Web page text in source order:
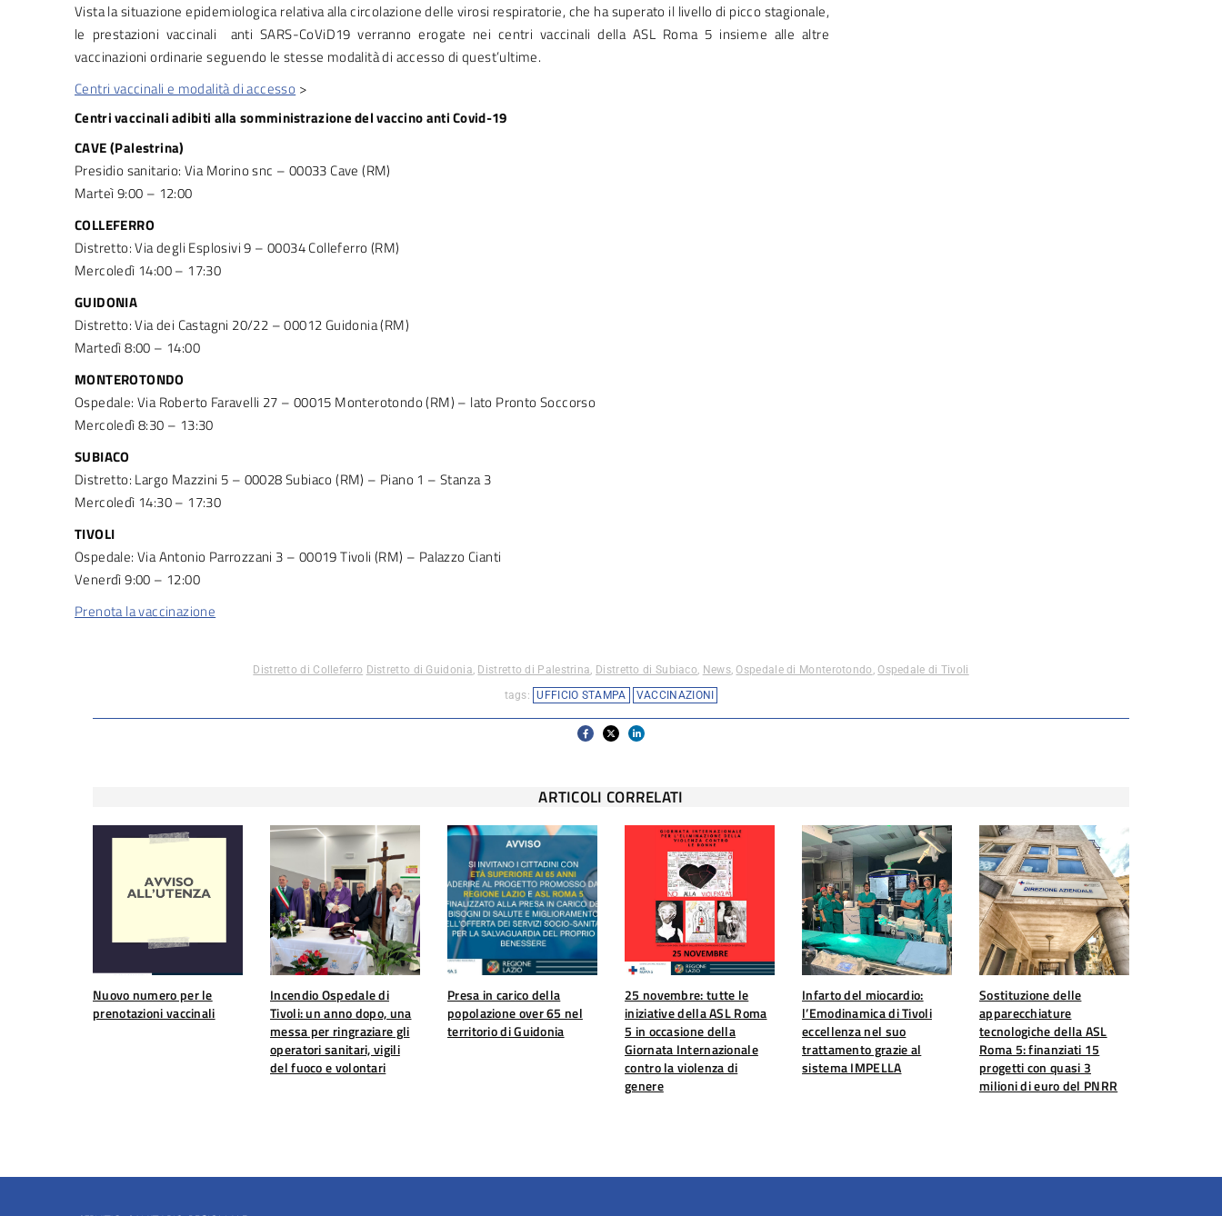
Vista la situazione epidemiologica relativa alla circolazione delle virosi respiratorie, che ha superato il livello di picco stagionale,
le prestazioni vaccinali anti SARS-CoViD19 verranno erogate nei centri vaccinali della ASL Roma 5 insieme alle altre
vaccinazioni ordinarie seguendo le stesse modalità di accesso di quest’ultime.
Centri vaccinali e modalità di accesso >
Centri vaccinali adibiti alla somministrazione del vaccino anti Covid-19
CAVE (Palestrina)
Presidio sanitario: Via Morino snc – 00033 Cave (RM)
Marteì 9:00 – 12:00
COLLEFERRO
Distretto: Via degli Esplosivi 9 – 00034 Colleferro (RM)
Mercoledì 14:00 – 17:30
GUIDONIA
Distretto: Via dei Castagni 20/22 – 00012 Guidonia (RM)
Martedì 8:00 – 14:00
MONTEROTONDO
Ospedale: Via Roberto Faravelli 27 – 00015 Monterotondo (RM) – lato Pronto Soccorso
Mercoledì 8:30 – 13:30
SUBIACO
Distretto: Largo Mazzini 5 – 00028 Subiaco (RM) – Piano 1 – Stanza 3
Mercoledì 14:30 – 17:30
TIVOLI
Ospedale: Via Antonio Parrozzani 3 – 00019 Tivoli (RM) – Palazzo Cianti
Venerdì 9:00 – 12:00
Prenota la vaccinazione
Distretto di Colleferro Distretto di Guidonia, Distretto di Palestrina, Distretto di Subiaco, News, Ospedale di Monterotondo , Ospedale di Tivoli
tags: UFFICIO STAMPA VACCINAZIONI
ARTICOLI CORRELATI
Nuovo numero per le
prenotazioni vaccinali
Incendio Ospedale di
Tivoli: un anno dopo, una
messa per ringraziare gli
operatori sanitari, vigili
del fuoco e volontari
Presa in carico della
popolazione over 65 nel
territorio di Guidonia
25 novembre: tutte le
iniziative della ASL Roma
5 in occasione della
Giornata Internazionale
contro la violenza di
genere
Infarto del miocardio:
l’Emodinamica di Tivoli
eccellenza nel suo
trattamento grazie al
sistema IMPELLA
Sostituzione delle
apparecchiature
tecnologiche della ASL
Roma 5: finanziati 15
progetti con quasi 3
milioni di euro del PNRR